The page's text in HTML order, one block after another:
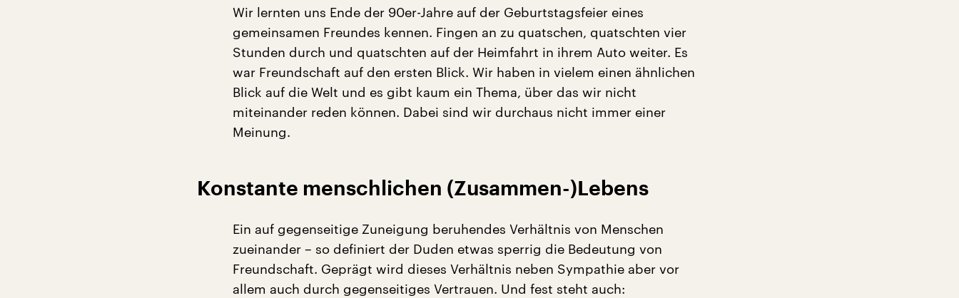
Wir lernten uns Ende der 90er-Jahre auf der Geburtstagsfeier eines
gemeinsamen Freundes kennen. Fingen an zu quatschen, quatschten vier
Stunden durch und quatschten auf der Heimfahrt in ihrem Auto weiter. Es
war Freundschaft auf den ersten Blick. Wir haben in vielem einen ähnlichen
Blick auf die Welt und es gibt kaum ein Thema, über das wir nicht
miteinander reden können. Dabei sind wir durchaus nicht immer einer
Meinung.
Konstante menschlichen (Zusammen-)Lebens
Ein auf gegenseitige Zuneigung beruhendes Verhältnis von Menschen
zueinander – so definiert der Duden etwas sperrig die Bedeutung von
Freundschaft. Geprägt wird dieses Verhältnis neben Sympathie aber vor
allem auch durch gegenseitiges Vertrauen. Und fest steht auch: